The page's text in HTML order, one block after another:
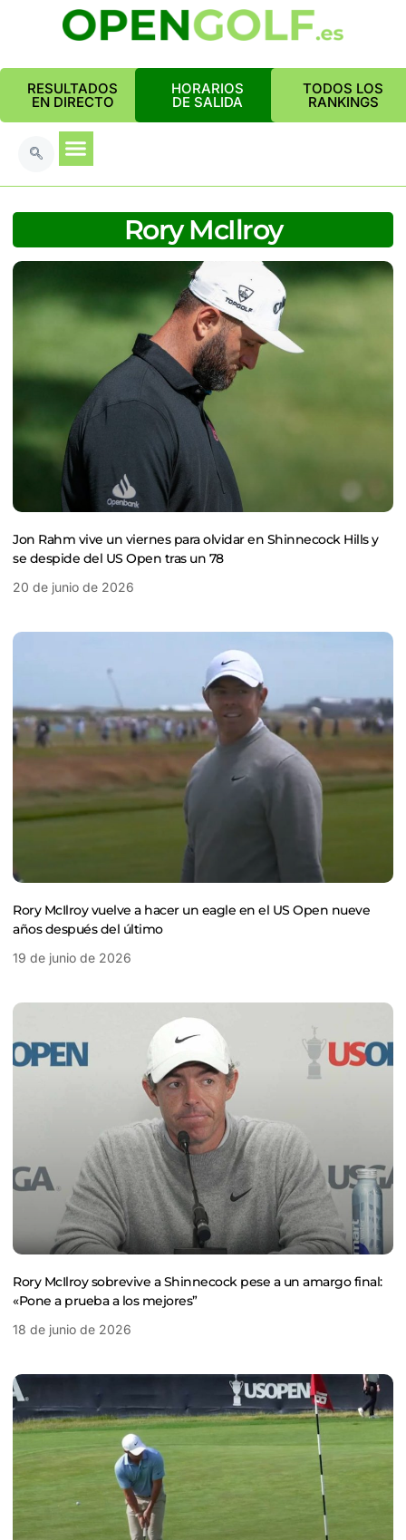
RESULTADOS
EN DIRECTO
HORARIOS
DE SALIDA
TODOS LOS
RANKINGS
Rory McIlroy
Jon Rahm vive un viernes para olvidar en Shinnecock Hills y
se despide del US Open tras un 78
20 de junio de 2026
Rory McIlroy vuelve a hacer un eagle en el US Open nueve
años después del último
19 de junio de 2026
Rory McIlroy sobrevive a Shinnecock pese a un amargo final:
«Pone a prueba a los mejores”
18 de junio de 2026